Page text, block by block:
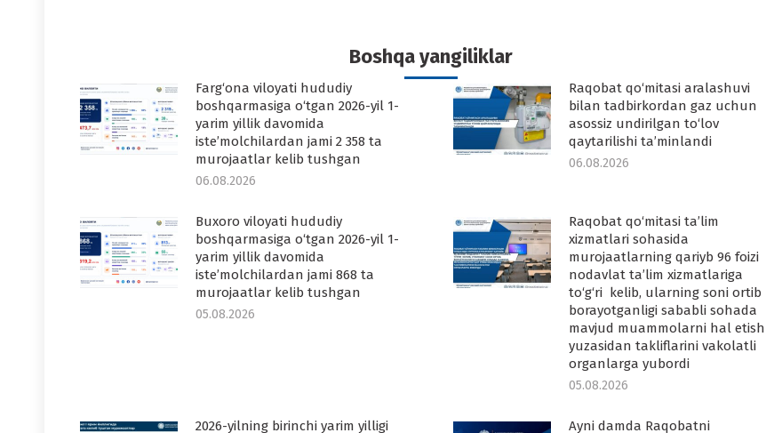
Boshqa yangiliklar
Farg‘ona viloyati hududiy
boshqarmasiga o‘tgan 2026-yil 1-
yarim yillik davomida
iste’molchilardan jami 2 358 ta
murojaatlar kelib tushgan
06.08.2026
Raqobat qo‘mitasi aralashuvi
bilan tadbirkordan gaz uchun
asossiz undirilgan to‘lov
qaytarilishi ta’minlandi
06.08.2026
Buxoro viloyati hududiy
boshqarmasiga o‘tgan 2026-yil 1-
yarim yillik davomida
iste’molchilardan jami 868 ta
murojaatlar kelib tushgan
05.08.2026
Raqobat qo‘mitasi ta’lim
xizmatlari sohasida
murojaatlarning qariyb 96 foizi
nodavlat ta’lim xizmatlariga
to‘g‘ri kelib, ularning soni ortib
borayotganligi sababli sohada
mavjud muammolarni hal etish
yuzasidan takliflarini vakolatli
organlarga yubordi
05.08.2026
2026-yilning birinchi yarim yilligi Ayni damda Raqobatni